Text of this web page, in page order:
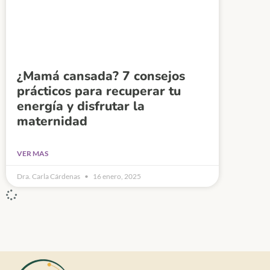
¿Mamá cansada? 7 consejos
prácticos para recuperar tu
energía y disfrutar la
maternidad
VER MAS
Dra. Carla Cárdenas 16 enero, 2025